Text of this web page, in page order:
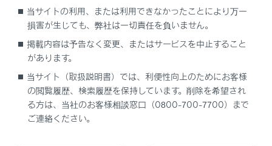
合わせて見られているページ
アクセサリーパーツ・用品について
イベントデータレコーダー
RF送信機の取り付けに関する注意
当サイトの利用、または利用できなかったことにより万一
損害が生じても、弊社は一切責任を負いません。
掲載内容は予告なく変更、またはサービスを中止すること
があります。
当サイト（取扱説明書）では、利便性向上のためにお客様
の閲覧履歴、検索履歴を保持しています。削除を希望され
る方は、当社のお客様相談窓口（0800-700-7700）まで
ご連絡ください。